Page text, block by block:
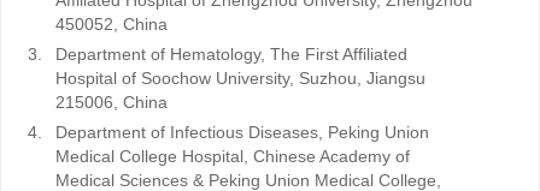
450052, China
3.
Department of Hematology, The First Affiliated
Hospital of Soochow University, Suzhou, Jiangsu
215006, China
4.
Department of Infectious Diseases, Peking Union
Medical College Hospital, Chinese Academy of
Medical Sciences & Peking Union Medical College,